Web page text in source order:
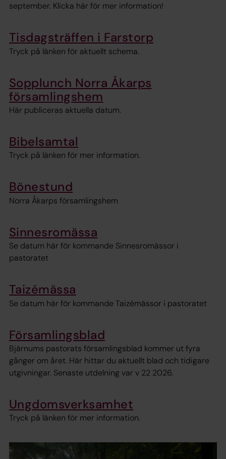
september. Klicka här för mer information!
Tisdagsträffen i Farstorp
Tryck på länken för aktuellt schema.
Sopplunch Norra Åkarps
församlingshem
Här publiceras aktuella datum.
Bibelsamtal
Tryck på länken för mer information.
Bönestund
Norra Åkarps församlingshem
Sinnesromässa
Se datum här för kommande Sinnesromässor i
pastoratet
Taizémässa
Se datum här för kommande Taizémässor i pastoratet
Församlingsblad
Bjärnums pastorats församlingsblad kommer ut fyra
gånger om året. Här hittar du aktuellt blad och tidigare
utgivningar. Senaste utdelning var v 22 2026.
Ungdomsverksamhet
Tryck på länken för mer information.